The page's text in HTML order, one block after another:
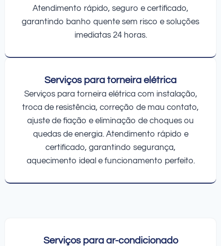
Atendimento rápido, seguro e certificado,
garantindo banho quente sem risco e soluções
imediatas 24 horas.
Serviços para torneira elétrica
Serviços para torneira elétrica com instalação,
troca de resistência, correção de mau contato,
ajuste de fiação e eliminação de choques ou
quedas de energia. Atendimento rápido e
certificado, garantindo segurança,
aquecimento ideal e funcionamento perfeito.
Serviços para ar-condicionado